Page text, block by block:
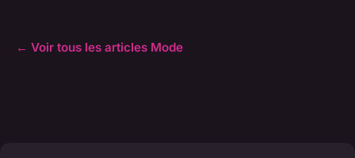
← Voir tous les articles Mode